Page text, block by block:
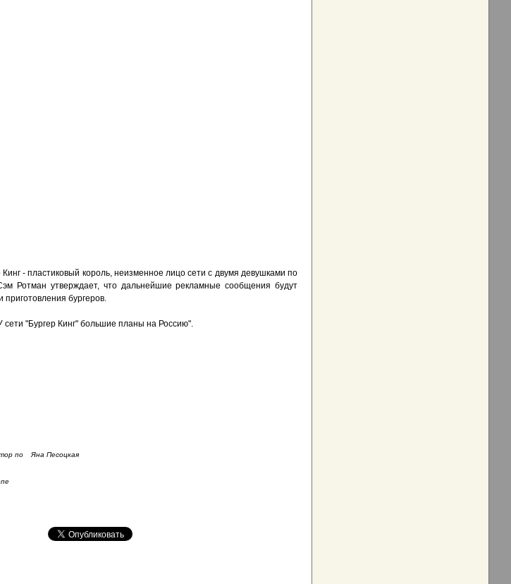
- пластиковый король, неизменное лицо сети с двумя девушками по
Ротман утверждает, что дальнейшие рекламные сообщения будут
приготовления бургеров.
сети "Бургер Кинг" большие планы на Россию".
по
Яна Песоцкая